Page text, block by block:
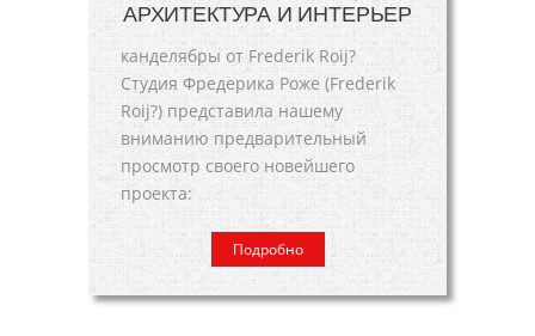
АРХИТЕКТУРА И ИНТЕРЬЕР
канделябры от Frederik Roij?
Студия Фредерика Роже (Frederik
Roij?) представила нашему
вниманию предварительный
просмотр своего новейшего
проекта:
Подробно